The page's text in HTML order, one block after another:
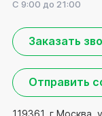
C 9:00 до 21:00
Заказать
Отправить